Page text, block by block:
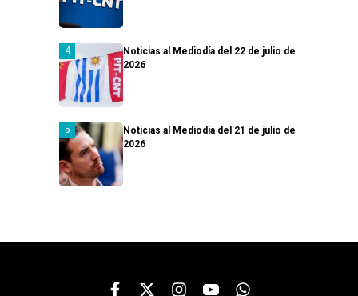
Noticias al Mediodía del 22 de julio de
2026
Noticias al Mediodía del 21 de julio de
2026